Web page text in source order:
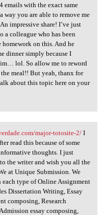
emails with the exact same
way you are able to remove me
impressive share! I’ve just
a colleague who has been
on this. And he
dinner simply because I
lol. So allow me to reword
meal!! But yeah, thanx for
about this topic here on your
major-totosite-2/I
read this because of some
thoughts. I just
the writer and wish you all the
at Unique Submission. We
type of Online Assignment
Dissertation Writing, Essay
composing, Research
essay composing,